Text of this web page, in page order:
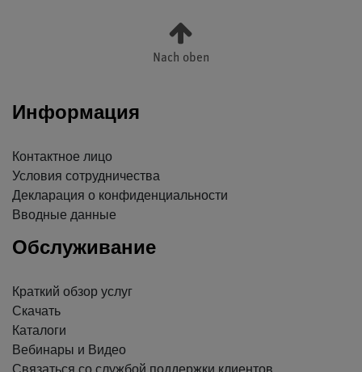
Nach oben
Информация
Контактное лицо
Условия сотрудничества
Декларация о конфиденциальности
Вводные данные
Обслуживание
Краткий обзор услуг
Скачать
Каталоги
Вебинары и Видео